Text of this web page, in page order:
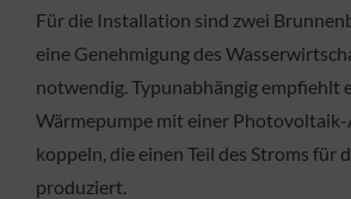
Für die Installation sind zwei
eine Genehmigung des
notwendig. Typunabhängig empfiehlt
Wärmepumpe mit einer Photovoltaik-
koppeln, die einen Teil des Stroms für
produziert.